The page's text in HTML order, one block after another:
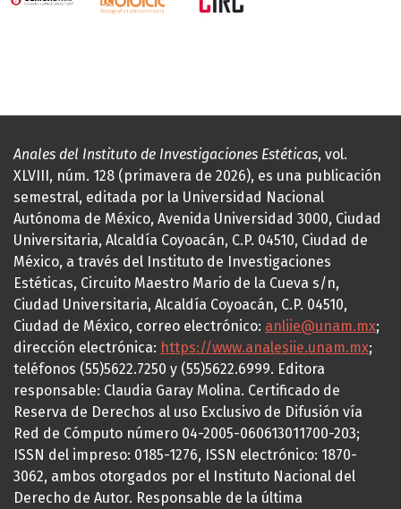
Anales del Instituto de Investigaciones Estéticas, vol.
XLVIII, núm. 128 (primavera de 2026), es una publicación
semestral, editada por la Universidad Nacional
Autónoma de México, Avenida Universidad 3000, Ciudad
Universitaria, Alcaldía Coyoacán, C.P. 04510, Ciudad de
México, a través del Instituto de Investigaciones
Estéticas, Circuito Maestro Mario de la Cueva s/n,
Ciudad Universitaria, Alcaldía Coyoacán, C.P. 04510,
Ciudad de México, correo electrónico: anliie@unam.mx;
dirección electrónica: https://www.analesiie.unam.mx;
teléfonos (55)5622.7250 y (55)5622.6999. Editora
responsable: Claudia Garay Molina. Certificado de
Reserva de Derechos al uso Exclusivo de Difusión vía
Red de Cómputo número 04-2005-060613011700-203;
ISSN del impreso: 0185-1276, ISSN electrónico: 1870-
3062, ambos otorgados por el Instituto Nacional del
Derecho de Autor. Responsable de la última